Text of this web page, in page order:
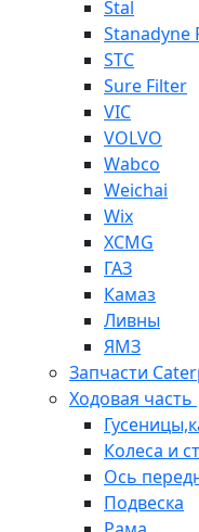
Stal
Stanadyne
STC
Sure Filter
VIC
VOLVO
Wabco
Weichai
Wix
XCMG
ГАЗ
Камаз
Ливны
ЯМЗ
Запчасти
Ходовая часть
Колеса и
Ось
Подвеска